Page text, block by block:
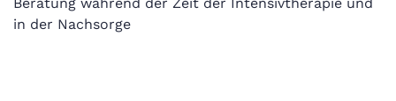
in der Nachsorge